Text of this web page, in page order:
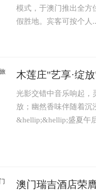
模式，于澳门推出全方
假胜地。宾客可按个人..
木莲庄"艺享·绽
光影交错中音乐响起，
放；幽然香味伴随着沉
&hellip;&hellip;盛夏午
澳门瑞吉酒店荣